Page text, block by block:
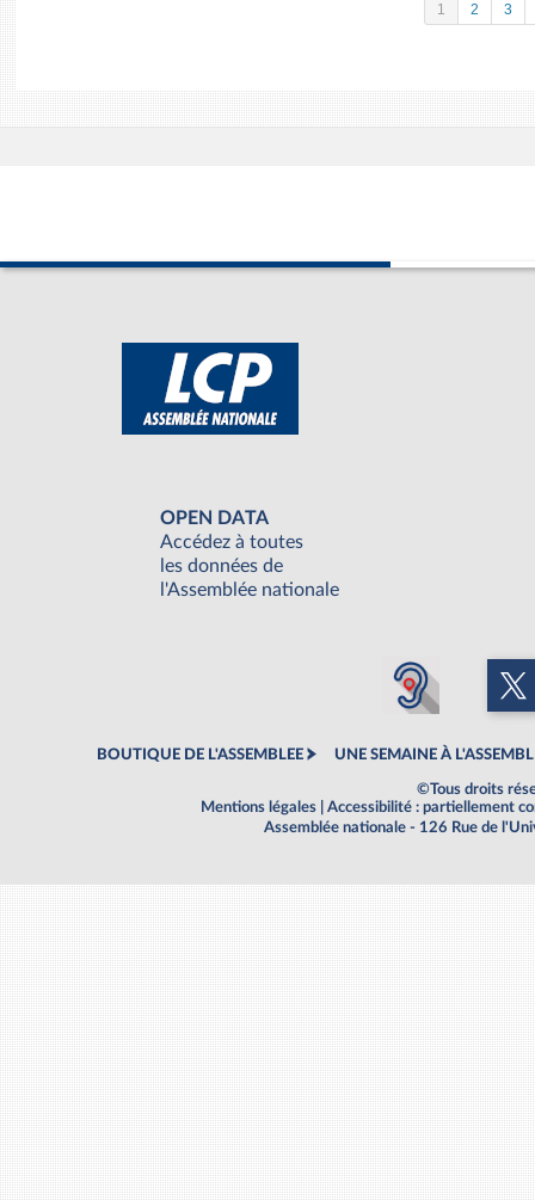
1 2 3
OPEN DATA
Accédez à toutes
les données de
l'Assemblée nationale
BOUTIQUE DE L'ASSEMBLEE UNE SEMAINE À
©Tous droits
Mentions légales
Accessibilité : partiellement
Assemblée nationale - 126 Rue de